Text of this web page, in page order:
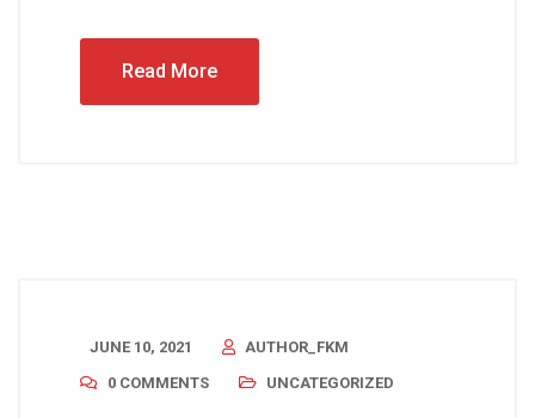
Read More
JUNE 10, 2021
AUTHOR_FKM
0 COMMENTS
UNCATEGORIZED